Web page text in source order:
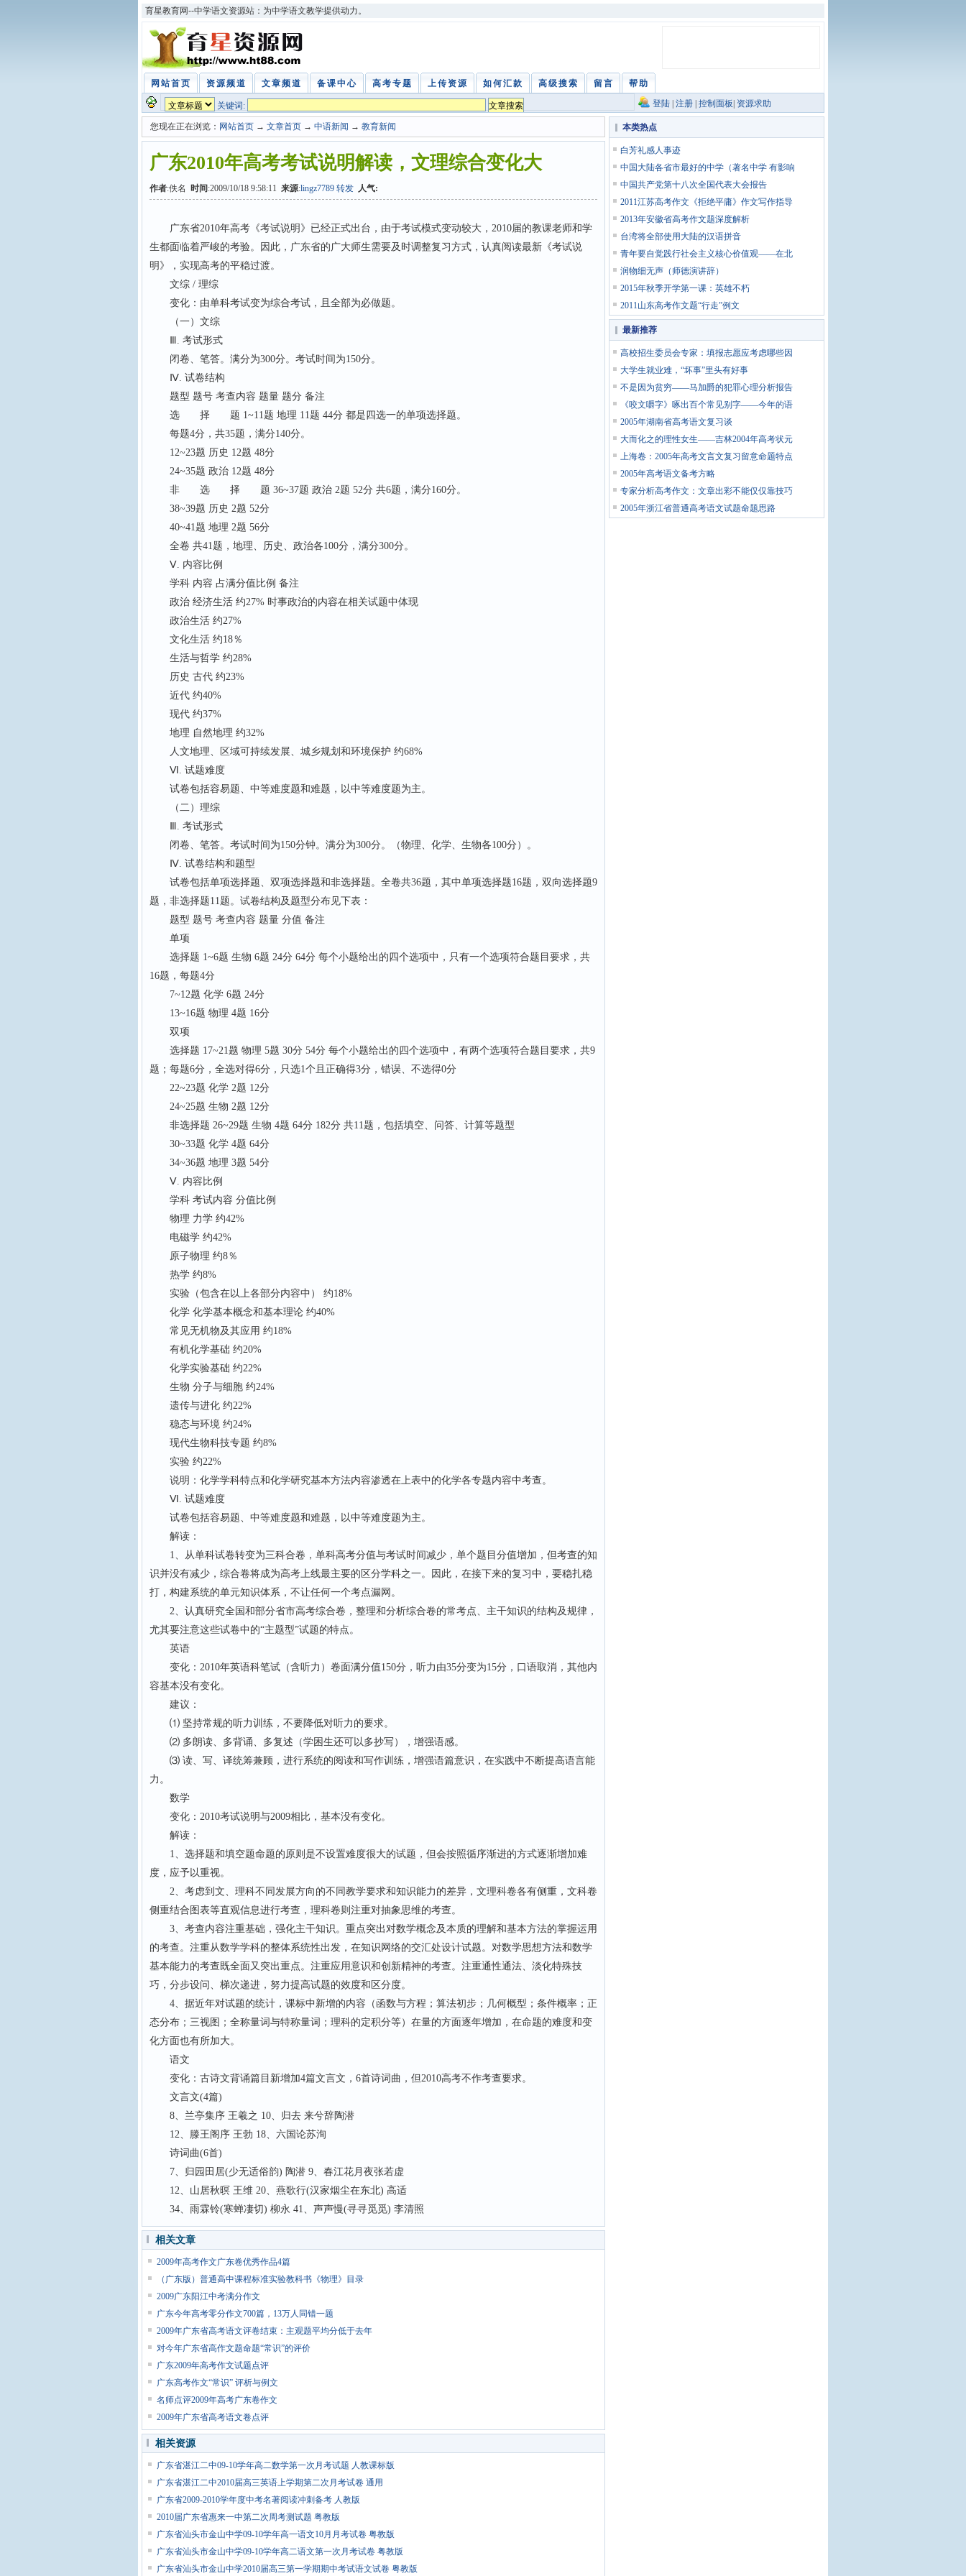
育星教育网--中学语文资源站：为中学语文教学提供动力。
网站首页 资源频道 文章频道 备课中心 高考专题 上传资源 如何汇款 高级搜索 留言 帮助
关键词: 登陆 注册 控制面板 资源求助
您现在正在浏览： 网站首页 → 文章首页 → 中语新闻 → 教育新闻
广东2010年高考考试说明解读，文理综合变化大
作者:佚名 时间 :2009/10/18 9:58:11 来源:lingz7789 转发 人气:
广东省2010年高考《考试说明》已经正式出台，由于考试模式变动较大，2010届的教课老师和学
生都面临着严峻的考验。因此，广东省的广大师生需要及时调整复习方式，认真阅读最新《考试说
明》，实现高考的平稳过渡。
文综 / 理综
变化：由单科考试变为综合考试，且全部为必做题。
（一）文综
Ⅲ. 考试形式
闭卷、笔答。满分为300分。考试时间为150分。
Ⅳ. 试卷结构
题型 题号 考查内容 题量 题分 备注
选 择 题 1~11题 地理 11题 44分 都是四选一的单项选择题。
每题4分，共35题，满分140分。
12~23题 历史 12题 48分
24~35题 政治 12题 48分
非 选 择 题 36~37题 政治 2题 52分 共6题，满分160分。
38~39题 历史 2题 52分
40~41题 地理 2题 56分
全卷 共41题，地理、历史、政治各100分，满分300分。
Ⅴ. 内容比例
学科 内容 占满分值比例 备注
政治 经济生活 约27% 时事政治的内容在相关试题中体现
政治生活 约27%
文化生活 约18％
生活与哲学 约28%
历史 古代 约23%
近代 约40%
现代 约37%
地理 自然地理 约32%
人文地理、区域可持续发展、城乡规划和环境保护 约68%
Ⅵ. 试题难度
试卷包括容易题、中等难度题和难题，以中等难度题为主。
（二）理综
Ⅲ. 考试形式
闭卷、笔答。考试时间为150分钟。满分为300分。（物理、化学、生物各100分）。
Ⅳ. 试卷结构和题型
试卷包括单项选择题、双项选择题和非选择题。全卷共36题，其中单项选择题16题，双向选择题9
题，非选择题11题。试卷结构及题型分布见下表：
题型 题号 考查内容 题量 分值 备注
单项
选择题 1~6题 生物 6题 24分 64分 每个小题给出的四个选项中，只有一个选项符合题目要求，共
16题，每题4分
7~12题 化学 6题 24分
13~16题 物理 4题 16分
双项
选择题 17~21题 物理 5题 30分 54分 每个小题给出的四个选项中，有两个选项符合题目要求，共9
题；每题6分，全选对得6分，只选1个且正确得3分，错误、不选得0分
22~23题 化学 2题 12分
24~25题 生物 2题 12分
非选择题 26~29题 生物 4题 64分 182分 共11题，包括填空、问答、计算等题型
30~33题 化学 4题 64分
34~36题 地理 3题 54分
Ⅴ. 内容比例
学科 考试内容 分值比例
物理 力学 约42%
电磁学 约42%
原子物理 约8％
热学 约8%
实验（包含在以上各部分内容中） 约18%
化学 化学基本概念和基本理论 约40%
常见无机物及其应用 约18%
有机化学基础 约20%
化学实验基础 约22%
生物 分子与细胞 约24%
遗传与进化 约22%
稳态与环境 约24%
现代生物科技专题 约8%
实验 约22%
说明：化学学科特点和化学研究基本方法内容渗透在上表中的化学各专题内容中考查。
Ⅵ. 试题难度
试卷包括容易题、中等难度题和难题，以中等难度题为主。
解读：
1、从单科试卷转变为三科合卷，单科高考分值与考试时间减少，单个题目分值增加，但考查的知
识并没有减少，综合卷将成为高考上线最主要的区分学科之一。因此，在接下来的复习中，要稳扎稳
打，构建系统的单元知识体系，不让任何一个考点漏网。
2、认真研究全国和部分省市高考综合卷，整理和分析综合卷的常考点、主干知识的结构及规律，
尤其要注意这些试卷中的“主题型”试题的特点。
英语
变化：2010年英语科笔试（含听力）卷面满分值150分，听力由35分变为15分，口语取消，其他内
容基本没有变化。
建议：
⑴ 坚持常规的听力训练，不要降低对听力的要求。
⑵ 多朗读、多背诵、多复述（学困生还可以多抄写），增强语感。
⑶ 读、写、译统筹兼顾，进行系统的阅读和写作训练，增强语篇意识，在实践中不断提高语言能
力。
数学
变化：2010考试说明与2009相比，基本没有变化。
解读：
1、选择题和填空题命题的原则是不设置难度很大的试题，但会按照循序渐进的方式逐渐增加难
度，应予以重视。
2、考虑到文、理科不同发展方向的不同教学要求和知识能力的差异，文理科卷各有侧重，文科卷
侧重结合图表等直观信息进行考查，理科卷则注重对抽象思维的考查。
3、考查内容注重基础，强化主干知识。重点突出对数学概念及本质的理解和基本方法的掌握运用
的考查。注重从数学学科的整体系统性出发，在知识网络的交汇处设计试题。对数学思想方法和数学
基本能力的考查既全面又突出重点。注重应用意识和创新精神的考查。注重通性通法、淡化特殊技
巧，分步设问、梯次递进，努力提高试题的效度和区分度。
4、据近年对试题的统计，课标中新增的内容（函数与方程；算法初步；几何概型；条件概率；正
态分布；三视图；全称量词与特称量词；理科的定积分等）在量的方面逐年增加，在命题的难度和变
化方面也有所加大。
语文
变化：古诗文背诵篇目新增加4篇文言文，6首诗词曲，但2010高考不作考查要求。
文言文(4篇)
8、兰亭集序 王羲之 10、归去 来兮辞陶潜
12、滕王阁序 王勃 18、六国论苏洵
诗词曲(6首)
7、归园田居(少无适俗韵) 陶潜 9、春江花月夜张若虚
12、山居秋暝 王维 20、燕歌行(汉家烟尘在东北) 高适
34、雨霖铃(寒蝉凄切) 柳永 41、声声慢(寻寻觅觅) 李清照
相关文章
2009年高考作文广东卷优秀作品4篇
（广东版）普通高中课程标准实验教科书《物理》目录
2009广东阳江中考满分作文
广东今年高考零分作文700篇，13万人同错一题
2009年广东省高考语文评卷结束：主观题平均分低于去年
对今年广东省高作文题命题“常识”的评价
广东2009年高考作文试题点评
广东高考作文“常识” 评析与例文
名师点评2009年高考广东卷作文
2009年广东省高考语文卷点评
相关资源
广东省湛江二中09-10学年高二数学第一次月考试题 人教课标版
广东省湛江二中2010届高三英语上学期第二次月考试卷 通用
广东省2009-2010学年度中考名著阅读冲刺备考 人教版
2010届广东省惠来一中第二次周考测试题 粤教版
广东省汕头市金山中学09-10学年高一语文10月月考试卷 粤教版
广东省汕头市金山中学09-10学年高二语文第一次月考试卷 粤教版
广东省汕头市金山中学2010届高三第一学期期中考试语文试卷 粤教版
本类热点
白芳礼感人事迹
中国大陆各省市最好的中学（著名中学 有影响
中国共产党第十八次全国代表大会报告
2011江苏高考作文《拒绝平庸》作文写作指导
2013年安徽省高考作文题深度解析
台湾将全部使用大陆的汉语拼音
青年要自觉践行社会主义核心价值观——在北
润物细无声（师德演讲辞）
2015年秋季开学第一课：英雄不朽
2011山东高考作文题“行走”例文
最新推荐
高校招生委员会专家：填报志愿应考虑哪些因
大学生就业难，“坏事”里头有好事
不是因为贫穷——马加爵的犯罪心理分析报告
《咬文嚼字》啄出百个常见别字——今年的语
2005年湖南省高考语文复习谈
大而化之的理性女生——吉林2004年高考状元
上海卷：2005年高考文言文复习留意命题特点
2005年高考语文备考方略
专家分析高考作文：文章出彩不能仅仅靠技巧
2005年浙江省普通高考语文试题命题思路